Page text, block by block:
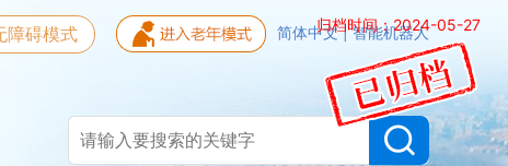
归档时间：2024-05-27
简体中文|智能机器人
障碍模式